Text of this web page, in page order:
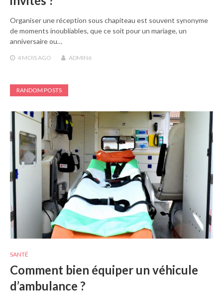
Organiser une réception sous chapiteau est souvent synonyme
de moments inoubliables, que ce soit pour un mariage, un
anniversaire ou…
4 MOISAGO ADMIN6
RANDOM POSTS
SANTÉ
Comment bien équiper un véhicule
d’ambulance ?